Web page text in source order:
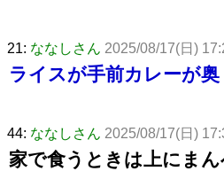
21: ななしさん 2025/08/17(日)
ライスが手前カレーが奥
44: ななしさん 2025/08/17(日)
家で食うときは上にま